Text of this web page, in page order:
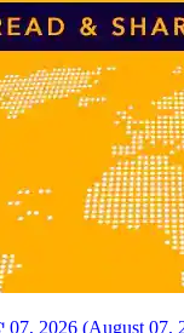
(August 07,